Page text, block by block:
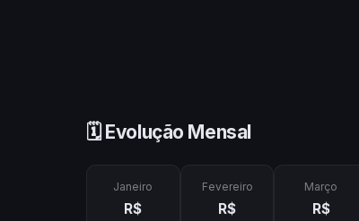
🗓️ Evolução Mensal
Janeiro
R$
Fevereiro
R$
Março
R$